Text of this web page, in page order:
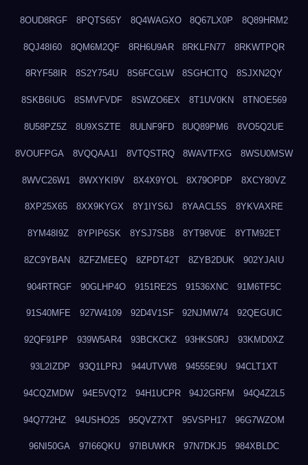
8OUD8RGF 8PQTS65Y 8Q4WAGXO 8Q67LX0P 8Q89HRM2
8QJ48I60 8QM6M2QF 8RH6U9AR 8RKLFN77 8RKWTPQR
8RYF58IR 8S2Y754U 8S6FCGLW 8SGHCITQ 8SJXN2QY
8SKB6IUG 8SMVFVDF 8SWZO6EX 8T1UV0KN 8TNOE569
8U58PZ5Z 8U9XSZTE 8ULNF9FD 8UQ89PM6 8VO5Q2UE
8VOUFPGA 8VQQAA1I 8VTQSTRQ 8WAVTFXG 8WSU0MSW
8WVC26W1 8WXYKI9V 8X4X9YOL 8X79OPDP 8XCY80VZ
8XP25X65 8XX9KYGX 8Y1IYS6J 8YAACL5S 8YKVAXRE
8YM48I9Z 8YPIP6SK 8YSJ7SB8 8YT98V0E 8YTM92ET
8ZC9YBAN 8ZFZMEEQ 8ZPDT42T 8ZYB2DUK 902YJAIU
904RTRGF 90GLHP4O 9151RE2S 91536XNC 91M6TF5C
91S40MFE 927W4109 92D4V1SF 92NJMW74 92QEGUIC
92QF91PP 939W5AR4 93BCKCKZ 93HKS0RJ 93KMD0XZ
93L2IZDP 93Q1LPRJ 944UTVW8 94555E9U 94CLT1XT
94CQZMDW 94E5VQT2 94H1UCPR 94J2GRFM 94Q4Z2L5
94Q772HZ 94USHO25 95QVZ7XT 95VSPH17 96G7WZOM
96NI50GA 97I66QKU 97IBUWKR 97N7DKJ5 984XBLDC